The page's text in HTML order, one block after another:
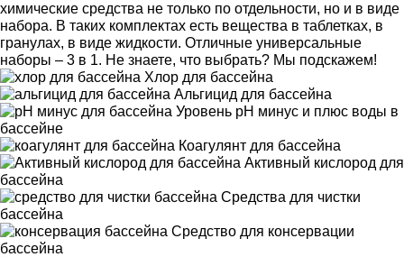
химические средства не только по отдельности, но и в виде
набора. В таких комплектах есть вещества в таблетках, в
гранулах, в виде жидкости. Отличные универсальные
наборы – 3 в 1. Не знаете, что выбрать? Мы подскажем!
Хлор для бассейна
Альгицид для бассейна
Уровень pH минус и плюс воды в
бассейне
Коагулянт для бассейна
Активный кислород для
бассейна
Средства для чистки
бассейна
Средство для консервации
бассейна